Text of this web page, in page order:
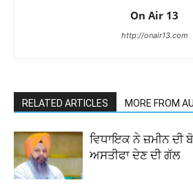
On Air 13
http://onair13.com
RELATED ARTICLES MORE FROM
ਵਿਧਾਇਕ ਨੇ ਜ਼ਮੀਨ ਦੀ
ਅਸਤੀਫਾ ਦੇਣ ਦੀ ਗੱਲ